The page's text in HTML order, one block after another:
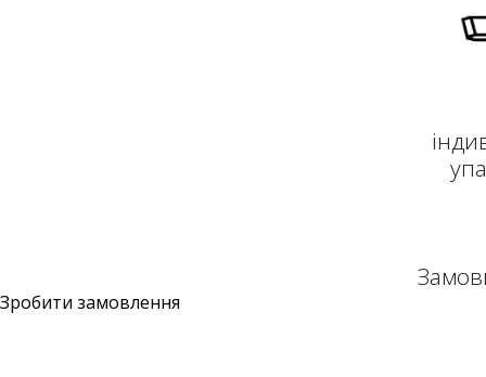
Зробити замовлення